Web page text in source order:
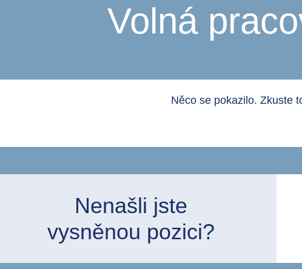
Volná
Něco se pokazilo. Zkuste
Nenašli jste
vysněnou pozici?